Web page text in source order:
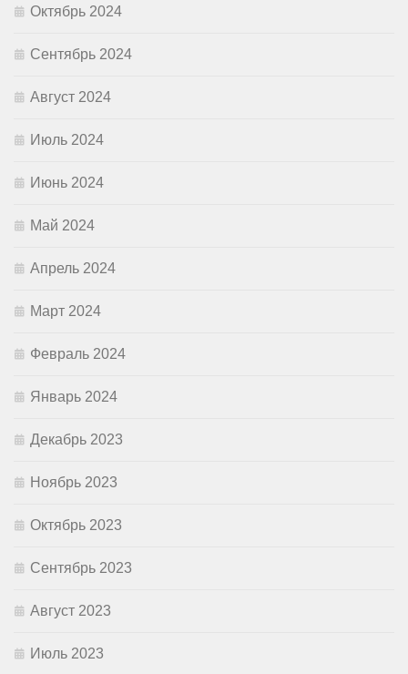
Октябрь 2024
Сентябрь 2024
Август 2024
Июль 2024
Июнь 2024
Май 2024
Апрель 2024
Март 2024
Февраль 2024
Январь 2024
Декабрь 2023
Ноябрь 2023
Октябрь 2023
Сентябрь 2023
Август 2023
Июль 2023